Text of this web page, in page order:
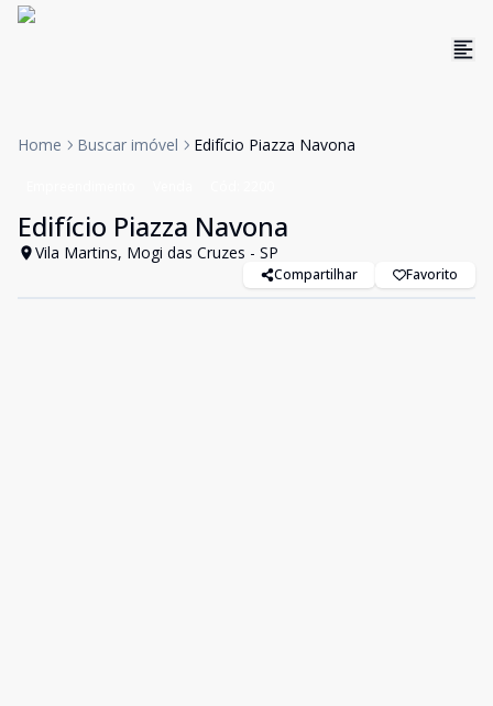
Home Buscar imóvel Edifício Piazza Navona
Edifício Piazza Navona
Vila Martins, Mogi das Cruzes - SP
Compartilhar Favorito